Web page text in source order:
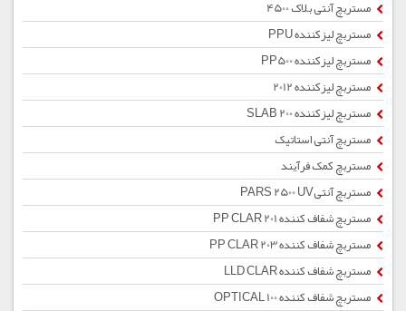
مستربچ آنتی بلاک 4500
مستربچ لیزکننده PPU
مستربچ لیزکننده PP500
مستربچ لیزکننده 2012
مستربچ لیزکننده SLAB 200
مستربچ آنتی استاتیک
مستربچ کمک فرآیند
مستربچ آنتیPARS 2500 UV
مستربچ شفاف کننده PP CLAR 201
مستربچ شفاف کننده PP CLAR 203
مستربچ شفاف کننده LLD CLAR
مستربچ شفاف کننده OPTICAL 100